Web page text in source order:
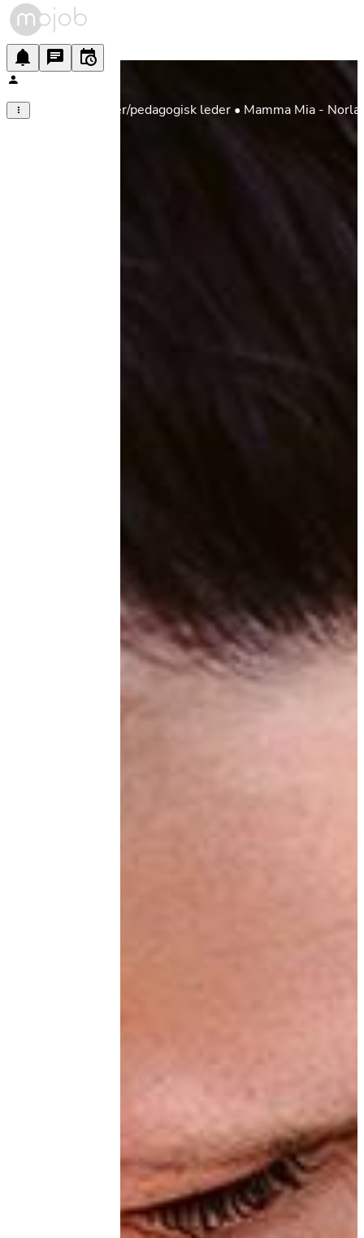
Barnehagelærer/pedagogisk leder • Mamma Mia -